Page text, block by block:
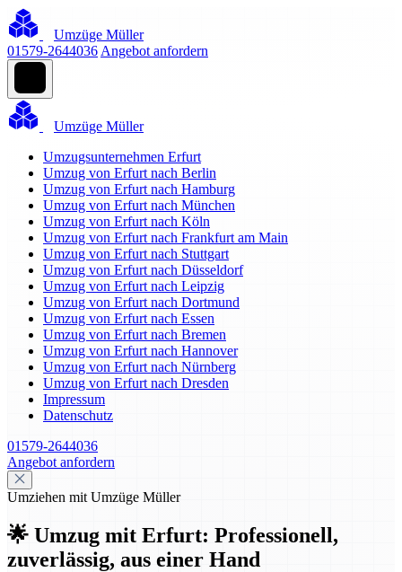
Umzüge Müller
01579-2644036 Angebot anfordern
Umzüge Müller
Umzugsunternehmen Erfurt
Umzug von Erfurt nach Berlin
Umzug von Erfurt nach Hamburg
Umzug von Erfurt nach München
Umzug von Erfurt nach Köln
Umzug von Erfurt nach Frankfurt am Main
Umzug von Erfurt nach Stuttgart
Umzug von Erfurt nach Düsseldorf
Umzug von Erfurt nach Leipzig
Umzug von Erfurt nach Dortmund
Umzug von Erfurt nach Essen
Umzug von Erfurt nach Bremen
Umzug von Erfurt nach Hannover
Umzug von Erfurt nach Nürnberg
Umzug von Erfurt nach Dresden
Impressum
Datenschutz
01579-2644036
Angebot anfordern
Umziehen mit Umzüge Müller
🌟 Umzug mit Erfurt: Professionell,
zuverlässig, aus einer Hand